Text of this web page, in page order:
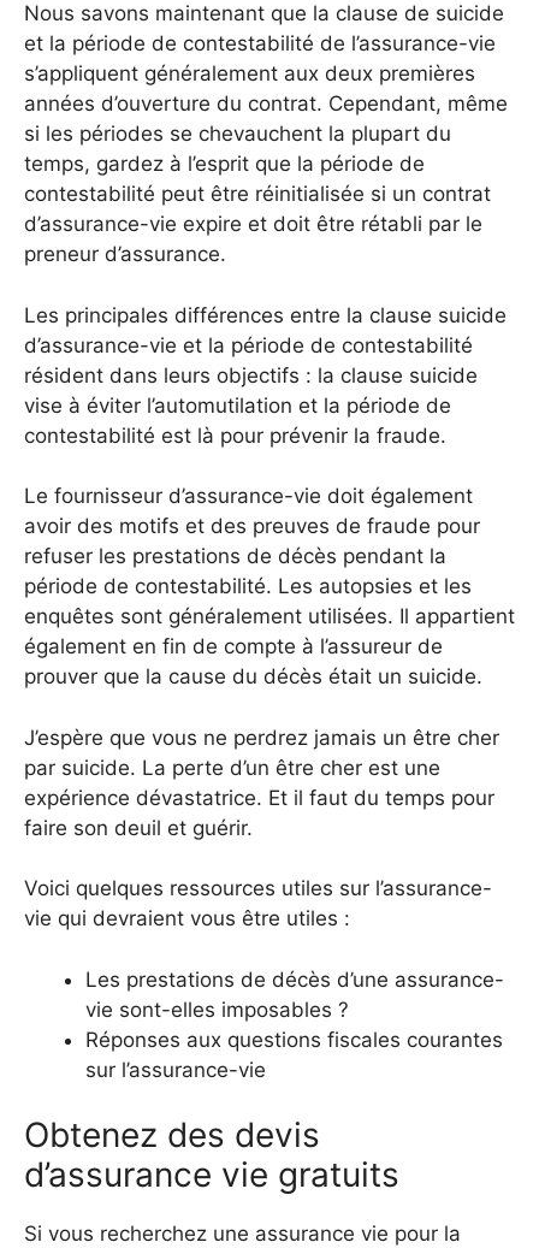
Nous savons maintenant que la clause de suicide
et la période de contestabilité de l’assurance-vie
s’appliquent généralement aux deux premières
années d’ouverture du contrat. Cependant, même
si les périodes se chevauchent la plupart du
temps, gardez à l’esprit que la période de
contestabilité peut être réinitialisée si un contrat
d’assurance-vie expire et doit être rétabli par le
preneur d’assurance.
Les principales différences entre la clause suicide
d’assurance-vie et la période de contestabilité
résident dans leurs objectifs : la clause suicide
vise à éviter l’automutilation et la période de
contestabilité est là pour prévenir la fraude.
Le fournisseur d’assurance-vie doit également
avoir des motifs et des preuves de fraude pour
refuser les prestations de décès pendant la
période de contestabilité. Les autopsies et les
enquêtes sont généralement utilisées. Il appartient
également en fin de compte à l’assureur de
prouver que la cause du décès était un suicide.
J’espère que vous ne perdrez jamais un être cher
par suicide. La perte d’un être cher est une
expérience dévastatrice. Et il faut du temps pour
faire son deuil et guérir.
Voici quelques ressources utiles sur l’assurance-
vie qui devraient vous être utiles :
Les prestations de décès d’une assurance-
vie sont-elles imposables ?
Réponses aux questions fiscales courantes
sur l’assurance-vie
Obtenez des devis
d’assurance vie gratuits
Si vous recherchez une assurance vie pour la